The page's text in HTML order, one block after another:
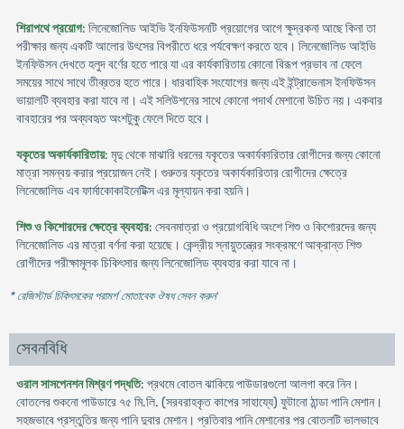
শিরাপথে প্রয়োগ: লিনেজোলিড আইভি ইনফিউসনটি প্রয়োগের আগে ক্ষুদ্রকনা আছে কিনা তা
পরীক্ষার জন্য একটি আলোর উৎসের বিপরীতে ধরে পর্যবেক্ষণ করতে হবে। লিনেজোলিড আইভি
ইনফিউসন দেখতে হলুদ বর্ণের হতে পারে যা এর কার্যকারিতায় কোনো বিরূপ প্রভাব না ফেলে
সময়ের সাথে সাথে তীব্রতর হতে পারে। ধারবাহিক সংযোগের জন্য এই ইন্ট্রাভেনাস ইনফিউসন
ভায়ালটি ব্যবহার করা যাবে না। এই সলিউশনের সাথে কোনো পদার্থ মেশানো উচিত নয়। একবার
বাবহারের পর অব্যবহৃত অংশটুকু ফেলে দিতে হবে।
যকৃতের অকার্যকারিতায়: মৃদু থেকে মাঝারি ধরনের যকৃতের অকার্যকারিতার রোগীদের জন্য কোনো
মাত্রা সমন্বয় করার প্রয়োজন নেই। গুরুতর যকৃতের অকার্যকারিতার রোগীদের ক্ষেত্রে
লিনেজোলিড এব ফার্মাকোকাইনেটিক্স এর মূল্যায়ন করা হয়নি।
শিশু ও কিশোরদের ক্ষেত্রে ব্যবহার: সেবনমাত্রা ও প্রয়োগবিধি অংশে শিশু ও কিশোরদের জন্য
লিনেজোলিড এর মাত্রা বর্ণনা করা হয়েছে। কেন্দ্রীয় স্নায়ুতন্ত্রের সংক্রমণে আক্রান্ত শিশু
রোগীদের পরীক্ষামূলক চিকিৎসার জন্য লিনেজোলিড ব্যবহার করা যাবে না।
* রেজিস্টার্ড চিকিৎসকের পরামর্শ মোতাবেক ঔষধ সেবন করুন'
সেবনবিধি
ওরাল সাসপেনশন মিশ্রণ পদ্ধতি: প্রথমে বোতল ঝাকিয়ে পাউডারগুলো আলগা করে নিন।
বোতলের শুকনো পাউডারে ৭৫ মি.লি. (সরবরাহকৃত কাপের সাহায্যে) ফুটানো ঠান্ডা পানি মেশান।
সহজভাবে প্রস্তুতির জন্য পানি দুবার মেশান। প্রতিবার পানি মেশানোর পর বোতলটি ভালভাবে